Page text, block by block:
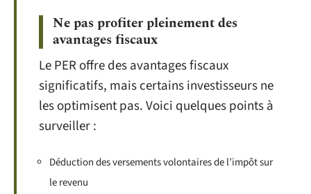
Ne pas profiter pleinement des
avantages fiscaux
Le PER offre des avantages fiscaux
significatifs, mais certains investisseurs ne
les optimisent pas. Voici quelques points à
surveiller :
Déduction des versements volontaires de l’impôt sur
le revenu